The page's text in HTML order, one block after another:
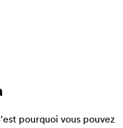
pourquoi vous pouvez